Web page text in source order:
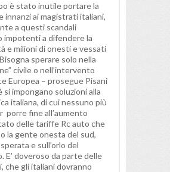
è stato inutile portare la
innanzi ai magistrati italiani,
a questi scandali
impotenti a difendere la
e milioni di onesti e vessati
sperare solo nella
civile o nell’intervento
Europea – prosegue Pisani
si impongano soluzioni alla
italiana, di cui nessuno più
porre fine all’aumento
delle tariffe Rc auto che
la gente onesta del sud,
e sull’orlo del
E’ doveroso da parte delle
che gli italiani dovranno